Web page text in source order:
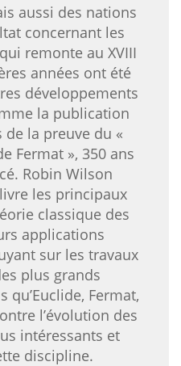
aussi des nations
concernant les
remonte au XVIII
années ont été
développements
la publication
de la preuve du «
Fermat », 350 ans
Robin Wilson
les principaux
classique des
applications
sur les travaux
plus grands
qu’Euclide, Fermat,
l’évolution des
intéressants et
discipline.